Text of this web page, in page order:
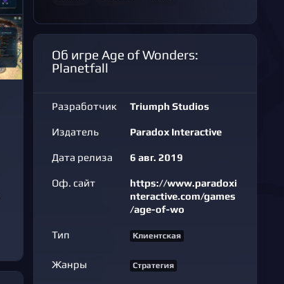
Об игре Age of Wonders:
Planetfall
Разработчик Triumph Studios
Издатель Paradox Interactive
Дата релиза 6 авг. 2019
Оф. сайт
https://www.paradoxi
nteractive.com/games
/age-of-wo
Тип Клиентская
Жанры Стратегия